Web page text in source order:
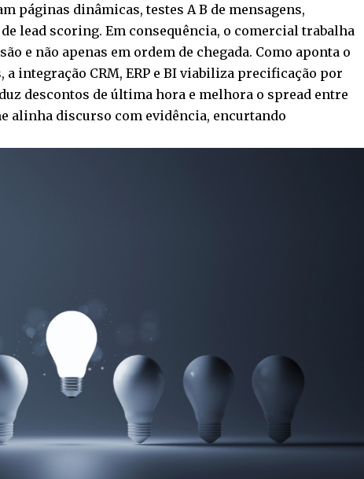
páginas dinâmicas, testes A B de mensagens,
lead scoring. Em consequência, o comercial trabalha
e não apenas em ordem de chegada. Como aponta o
a integração CRM, ERP e BI viabiliza precificação por
descontos de última hora e melhora o spread entre
alinha discurso com evidência, encurtando